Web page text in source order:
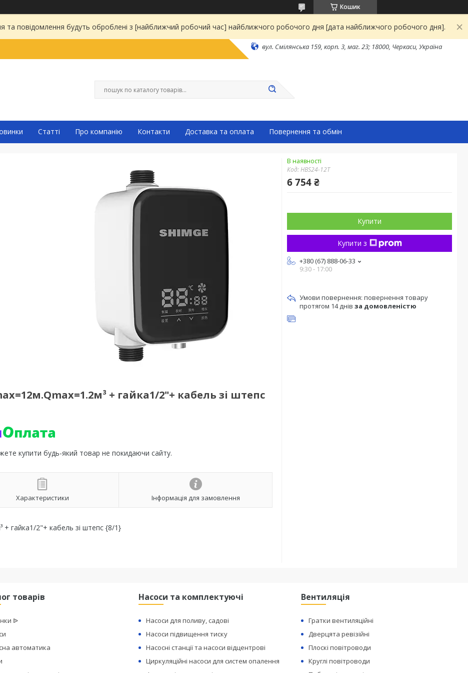
Кошик
та повідомлення будуть оброблені з [найближчий робочий час] найближчого робочого дня [дата найближчого робочого дня].
вул. Смілянська 159, корп. 3, маг. 23; 18000, Черкаси, Україна
Статті Про компанію Контакти Доставка та оплата Повернення та обмін
+ гайка1/2"+ кабель зі штепс
купити будь-який товар не покидаючи сайту.
Характеристики Інформація для замовлення
+ гайка1/2"+ кабель зі штепс {8/1}
В наявності
Код:HBS24-12T
6 754 ₴
Купити
Купити з
+380 (67) 888-06-33
9:30 - 17:00
повернення товару
протягом 14 днів за домовленістю
товарів
ᐉ
автоматика
Насоси та комплектуючі
Насоси для поливу, садові
Насоси підвищення тиску
Насосні станції та насоси відцентрові
Циркуляційні насоси для систем опалення
Вентиляція
Гратки вентиляційні
Дверцята ревізійні
Плоскі повітроводи
Круглі повітроводи